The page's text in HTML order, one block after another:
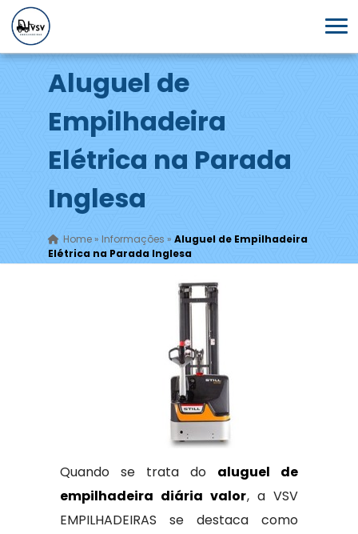
Aluguel de
Empilhadeira
Elétrica na Parada
Inglesa
Home» Informações » Aluguel de Empilhadeira
Elétrica na Parada Inglesa
Quando se trata do aluguel de
empilhadeira diária valor, a VSV
EMPILHADEIRAS se destaca como